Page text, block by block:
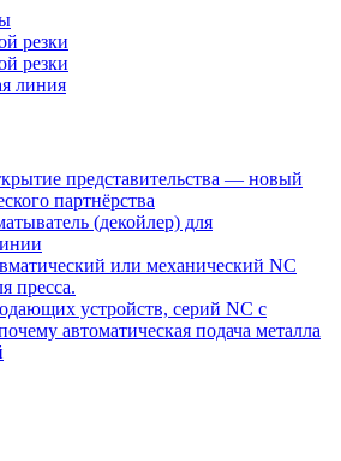
резки
резки
линия
представительства — новый
партнёрства
(декойлер) для
или механический NC
пресса.
устройств, серий NC с
автоматическая подача металла